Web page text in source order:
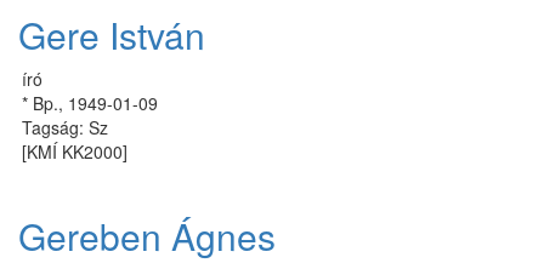
Gere István
író
* Bp., 1949-01-09
Tagság: Sz
[KMÍ KK2000]
Gereben Ágnes